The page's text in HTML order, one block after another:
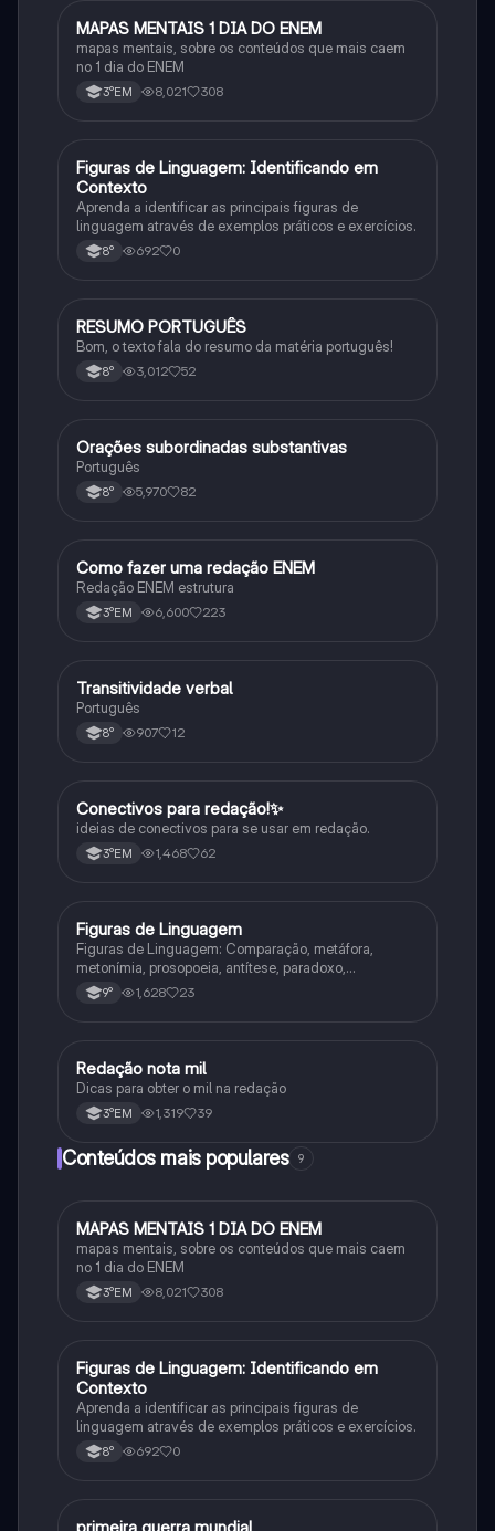
Português
MAPAS MENTAIS 1 DIA DO ENEM
mapas mentais, sobre os conteúdos que mais caem
no 1 dia do ENEM
3°EM 8,021 308
FPortuguês
Figuras de Linguagem: Identificando em
Contexto
Aprenda a identificar as principais figuras de
linguagem através de exemplos práticos e exercícios.
8° 692 0
Português
RESUMO PORTUGUÊS
Bom, o texto fala do resumo da matéria português!
8° 3,012 52
Português
Orações subordinadas substantivas
Português
8° 5,970 82
Português
Como fazer uma redação ENEM
Redação ENEM estrutura
3°EM 6,600 223
Português
Transitividade verbal
Português
8° 907 12
Português
Conectivos para redação!✨
ideias de conectivos para se usar em redação.
3°EM 1,468 62
Português
Figuras de Linguagem
Figuras de Linguagem: Comparação, metáfora,
metonímia, prosopoeia, antítese, paradoxo,
eufemismo, hipérbole e onomatopeia
9° 1,628 23
Português
Redação nota mil
Dicas para obter o mil na redação
3°EM 1,319 39
Conteúdos mais populares 9
Português
MAPAS MENTAIS 1 DIA DO ENEM
mapas mentais, sobre os conteúdos que mais caem
no 1 dia do ENEM
3°EM 8,021 308
FPortuguês
Figuras de Linguagem: Identificando em
Contexto
Aprenda a identificar as principais figuras de
linguagem através de exemplos práticos e exercícios.
8° 692 0
História
primeira guerra mundial